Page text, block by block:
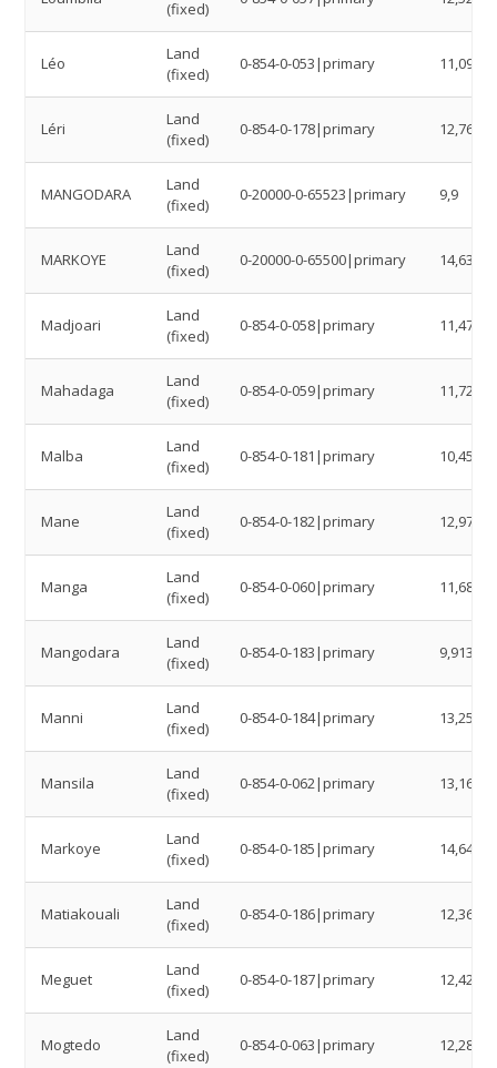
(fixed)
Léo
Land
(fixed)
0-854-0-053|primary 11,0961
Léri
Land
(fixed)
0-854-0-178|primary 12,76
MANGODARA
Land
(fixed)
0-20000-0-65523|primary 9,9
MARKOYE
Land
(fixed)
0-20000-0-65500|primary
Madjoari
Land
(fixed)
0-854-0-058|primary 11,4727
Mahadaga
Land
(fixed)
0-854-0-059|primary 11,7211
Malba
Land
(fixed)
0-854-0-181|primary 10,4525
Mane
Land
(fixed)
0-854-0-182|primary 12,9791
Manga
Land
(fixed)
0-854-0-060|primary 11,6845
Mangodara
Land
(fixed)
0-854-0-183|primary 9,9132
Manni
Land
(fixed)
0-854-0-184|primary 13,2547
Mansila
Land
(fixed)
0-854-0-062|primary 13,1649
Markoye
Land
(fixed)
0-854-0-185|primary 14,64
Matiakouali
Land
(fixed)
0-854-0-186|primary 12,3655
Meguet
Land
(fixed)
0-854-0-187|primary 12,4218
Mogtedo
Land
(fixed)
0-854-0-063|primary 12,285